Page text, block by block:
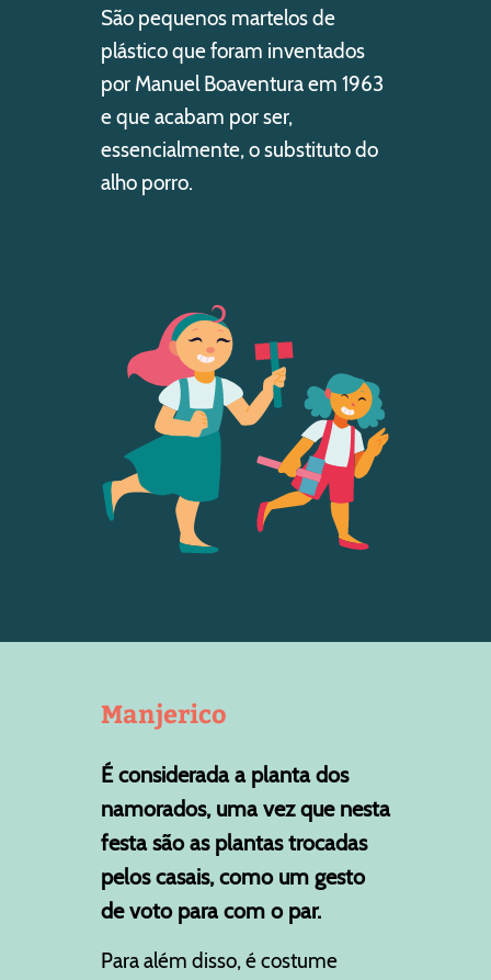
São pequenos martelos de
plástico que foram inventados
por Manuel Boaventura em 1963
e que acabam por ser,
essencialmente, o substituto do
alho porro.
Manjerico
É considerada a planta dos
namorados, uma vez que nesta
festa são as plantas trocadas
pelos casais, como um gesto
de voto para com o par.
Para além disso, é costume